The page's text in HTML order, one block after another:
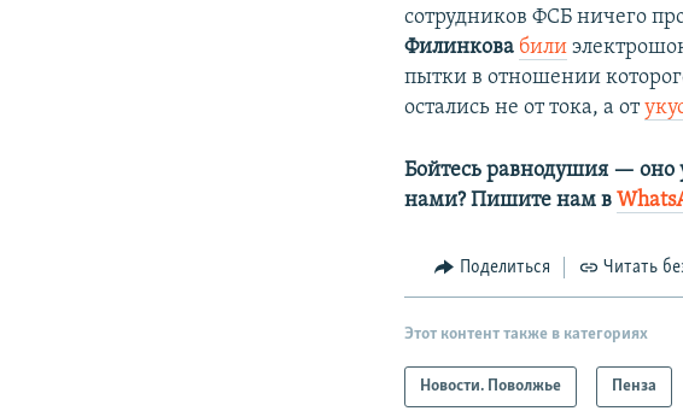
сотрудников ФСБ ничего
Филинкова били
пытки в отношении
остались не от тока, а от
Бойтесь равнодушия — оно
нами? Пишите нам в
Поделиться Читать
Этот контент также в категориях
Новости. Поволжье Пенза